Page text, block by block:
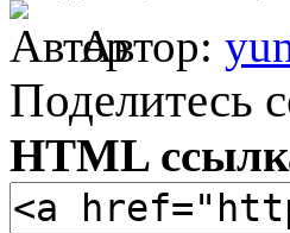
Автор:
Поделитесь
HTML